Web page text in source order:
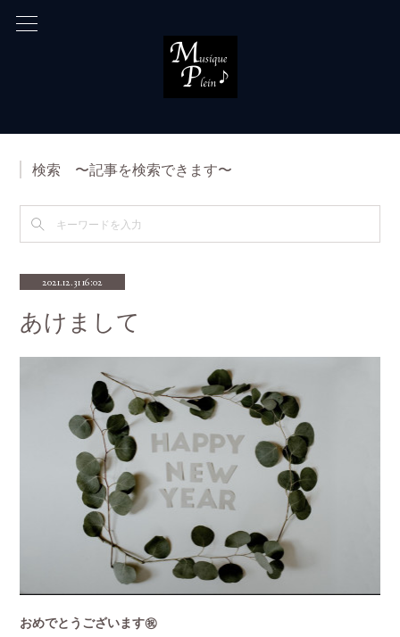
検索 〜記事を検索できます〜
2021.12.31 16:02
あけまして
おめでとうございます㊗️